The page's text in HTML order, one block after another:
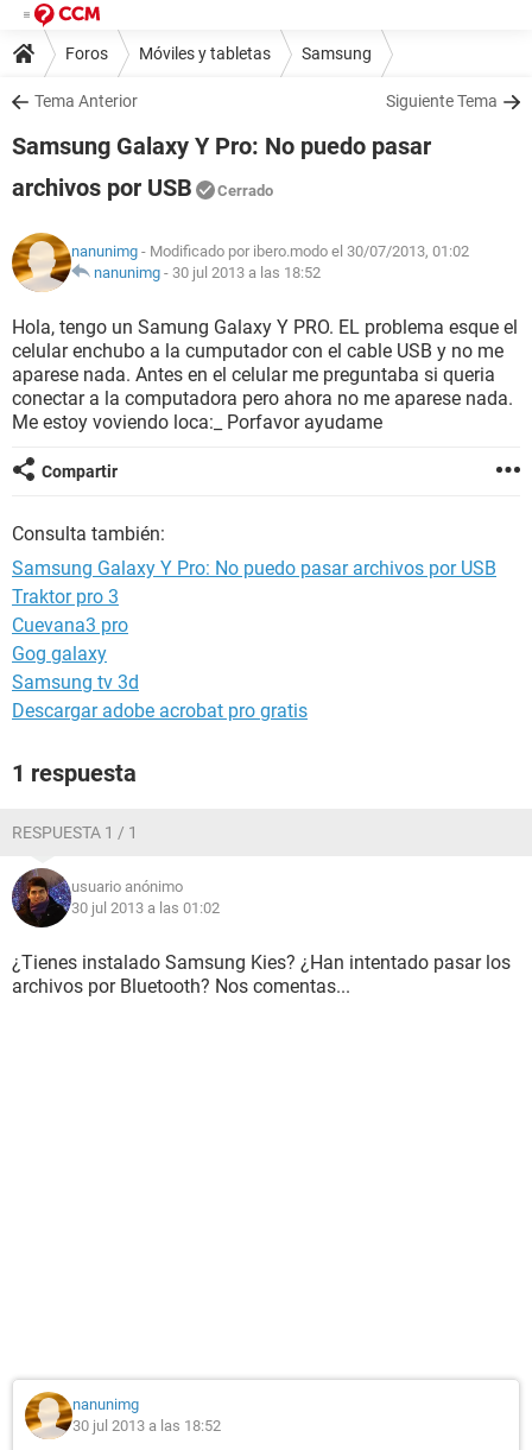
Foros Móviles y tabletas Samsung
Tema Anterior Siguiente Tema
Samsung Galaxy Y Pro: No puedo pasar
archivos por USB
Cerrado
nanunimg - Modificado por ibero.modo el 30/07/2013, 01:02
nanunimg - 30 jul 2013 a las 18:52
Hola, tengo un Samung Galaxy Y PRO. EL problema esque el
celular enchubo a la cumputador con el cable USB y no me
aparese nada. Antes en el celular me preguntaba si queria
conectar a la computadora pero ahora no me aparese nada.
Me estoy voviendo loca:_ Porfavor ayudame
Compartir
Consulta también:
Samsung Galaxy Y Pro: No puedo pasar archivos por USB
Traktor pro 3
Cuevana3 pro
Gog galaxy
Samsung tv 3d
Descargar adobe acrobat pro gratis
1 respuesta
RESPUESTA 1 / 1
usuario anónimo
30 jul 2013 a las 01:02
¿Tienes instalado Samsung Kies? ¿Han intentado pasar los
archivos por Bluetooth? Nos comentas...
nanunimg
30 jul 2013 a las 18:52